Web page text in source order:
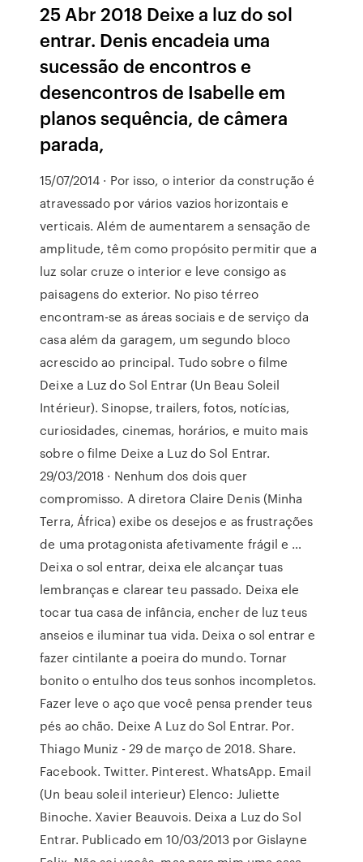
25 Abr 2018 Deixe a luz do sol
entrar. Denis encadeia uma
sucessão de encontros e
desencontros de Isabelle em
planos sequência, de câmera
parada,
15/07/2014 · Por isso, o interior da construção é
atravessado por vários vazios horizontais e
verticais. Além de aumentarem a sensação de
amplitude, têm como propósito permitir que a
luz solar cruze o interior e leve consigo as
paisagens do exterior. No piso térreo
encontram-se as áreas sociais e de serviço da
casa além da garagem, um segundo bloco
acrescido ao principal. Tudo sobre o filme
Deixe a Luz do Sol Entrar (Un Beau Soleil
Intérieur). Sinopse, trailers, fotos, notícias,
curiosidades, cinemas, horários, e muito mais
sobre o filme Deixe a Luz do Sol Entrar.
29/03/2018 · Nenhum dos dois quer
compromisso. A diretora Claire Denis (Minha
Terra, África) exibe os desejos e as frustrações
de uma protagonista afetivamente frágil e …
Deixa o sol entrar, deixa ele alcançar tuas
lembranças e clarear teu passado. Deixa ele
tocar tua casa de infância, encher de luz teus
anseios e iluminar tua vida. Deixa o sol entrar e
fazer cintilante a poeira do mundo. Tornar
bonito o entulho dos teus sonhos incompletos.
Fazer leve o aço que você pensa prender teus
pés ao chão. Deixe A Luz do Sol Entrar. Por.
Thiago Muniz - 29 de março de 2018. Share.
Facebook. Twitter. Pinterest. WhatsApp. Email
(Un beau soleil interieur) Elenco: Juliette
Binoche. Xavier Beauvois. Deixa a Luz do Sol
Entrar. Publicado em 10/03/2013 por Gislayne